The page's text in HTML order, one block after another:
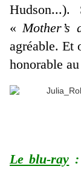
«Mother’s
agréable. Et
honorable
Le blu-ray